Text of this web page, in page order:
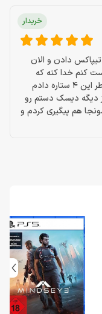
خریدار
دادن و الان
کنم خدا کنه که
راحت نصب و اجرا بشه روی کنسول بعد بخاطر این 4 ستاره دادم
دیگه دیسک دستم رو
هم پیگیری کردم و